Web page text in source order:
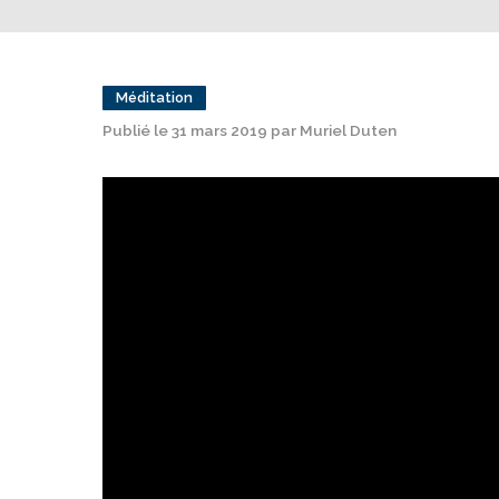
Méditation
Publié le 31 mars 2019 par Muriel Duten